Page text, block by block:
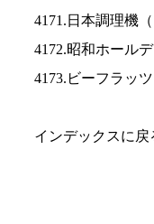
4171.日本調理機（
4172.昭和ホール
4173.ビーフラッ
インデックスに戻